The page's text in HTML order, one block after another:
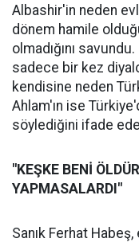
Albashir'in neden
dönem hamile
olmadığını
sadece bir kez
kendisine neden
Ahlam'ın ise
söylediğini ifade
"KEŞKE BENİ
YAPMASALARDI"
Sanık Ferhat